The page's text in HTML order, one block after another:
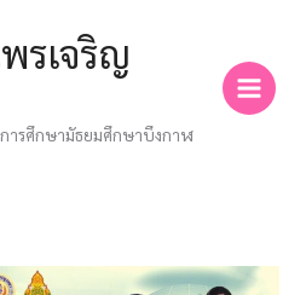
รเจริญ
ารศึกษามัธยมศึกษาบึงกาฬ